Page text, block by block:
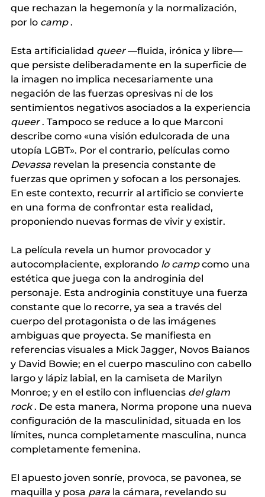
que rechazan la hegemonía y la normalización,
por lo camp .
Esta artificialidad queer —fluida, irónica y libre—
que persiste deliberadamente en la superficie de
la imagen no implica necesariamente una
negación de las fuerzas opresivas ni de los
sentimientos negativos asociados a la experiencia
queer . Tampoco se reduce a lo que Marconi
describe como «una visión edulcorada de una
utopía LGBT». Por el contrario, películas como
Devassa revelan la presencia constante de
fuerzas que oprimen y sofocan a los personajes.
En este contexto, recurrir al artificio se convierte
en una forma de confrontar esta realidad,
proponiendo nuevas formas de vivir y existir.
La película revela un humor provocador y
autocomplaciente, explorando lo camp como una
estética que juega con la androginia del
personaje. Esta androginia constituye una fuerza
constante que lo recorre, ya sea a través del
cuerpo del protagonista o de las imágenes
ambiguas que proyecta. Se manifiesta en
referencias visuales a Mick Jagger, Novos Baianos
y David Bowie; en el cuerpo masculino con cabello
largo y lápiz labial, en la camiseta de Marilyn
Monroe; y en el estilo con influencias del glam
rock . De esta manera, Norma propone una nueva
configuración de la masculinidad, situada en los
límites, nunca completamente masculina, nunca
completamente femenina.
El apuesto joven sonríe, provoca, se pavonea, se
maquilla y posa para la cámara, revelando su